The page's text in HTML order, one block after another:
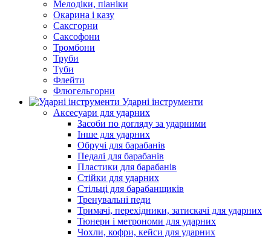
Мелодіки, піаніки
Окарина і казу
Саксгорни
Саксофони
Тромбони
Труби
Туби
Флейти
Флюгельгорни
Ударні інструменти
Аксесуари для ударних
Засоби по догляду за ударними
Інше для ударних
Обручі для барабанів
Педалі для барабанів
Пластики для барабанів
Стійки для ударних
Стільці для барабанщиків
Тренувальні педи
Тримачі, перехідники, затискачі для ударних
Тюнери і метрономи для ударних
Чохли, кофри, кейси для ударних